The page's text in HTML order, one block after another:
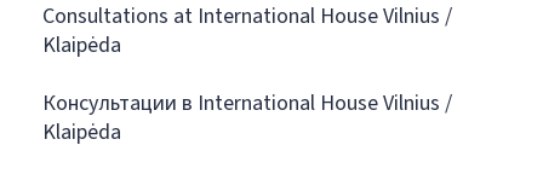
Consultations at International House Vilnius /
Klaipėda
Консультации в International House Vilnius /
Klaipėda